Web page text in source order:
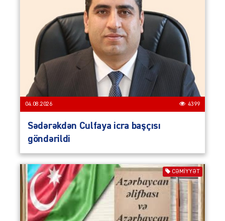
04.08.2026 4399
Sədərəkdən Culfaya icra başçısı
göndərildi
CƏMIYYƏT